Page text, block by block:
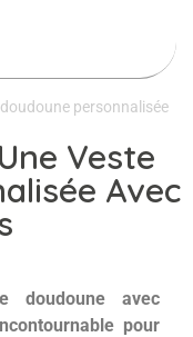
personnalisée
Veste
Avec
doudoune avec
pour